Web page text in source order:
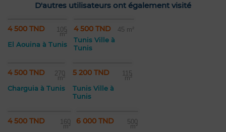
D'autres utilisateurs ont également visité
4 500 TND 105
m²
El Aouina à Tunis
4 500 TND 45 m²
Tunis Ville à
Tunis
4 500 TND 270
m²
Charguia à Tunis
5 200 TND 115
m²
Tunis Ville à
Tunis
4 500 TND 160
m²
6 000 TND 500
m²